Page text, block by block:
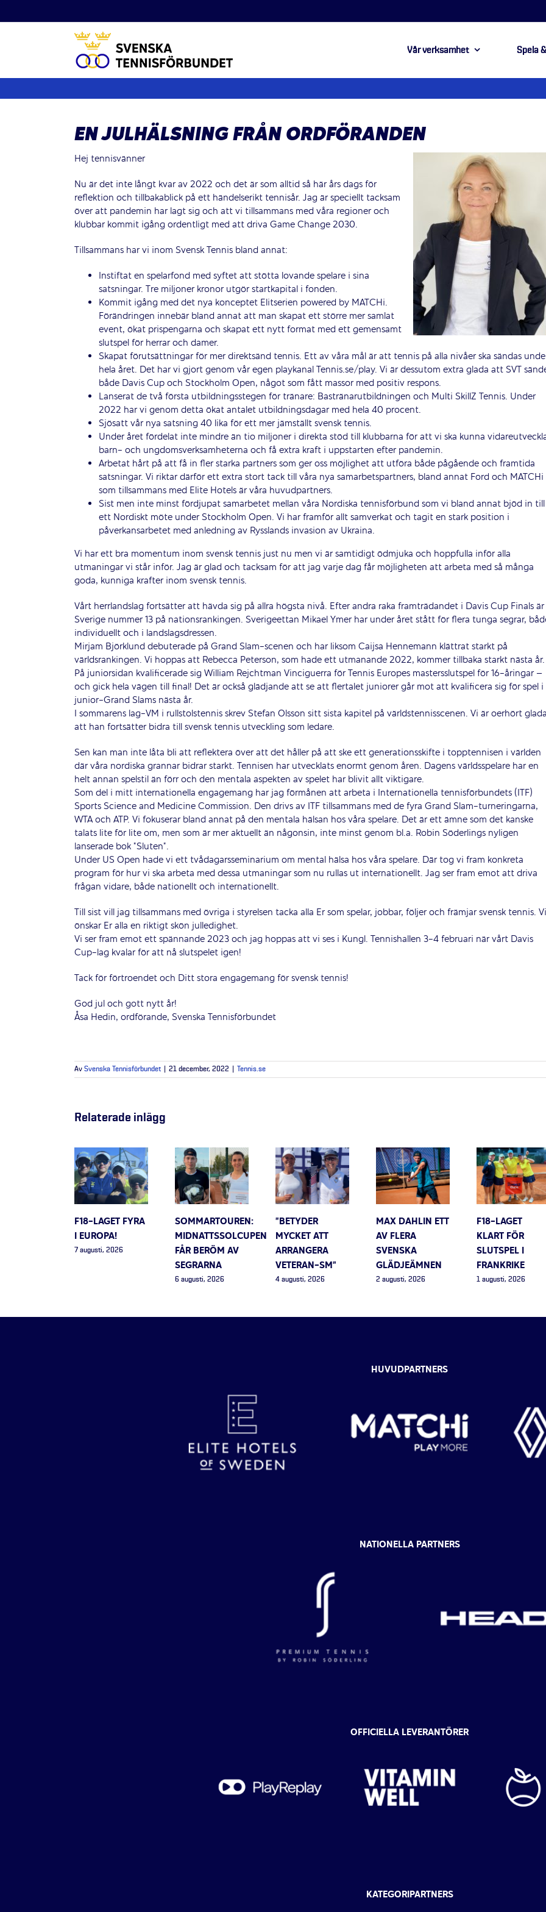
till
Vår verksamhet Spela
EN JULHÄLSNING FRÅN ORDFÖRANDEN
Hej tennisvänner
Nu är det inte långt kvar av 2022 och det är som alltid så här års dags för
reflektion och tillbakablick på ett händelserikt tennisår. Jag är speciellt tacksam
över att pandemin har lagt sig och att vi tillsammans med våra regioner och
klubbar kommit igång ­ordentligt med att driva Game Change 2030.
Tillsammans har vi inom Svensk Tennis bland annat:
Instiftat en spelarfond med syftet att stötta ­lovande spelare i sina
satsningar. Tre miljoner kronor utgör startkapital i fonden.
Kommit igång med det nya konceptet Elit­serien powered by MATCHi.
Förändringen innebär bland annat att man skapat ett större mer samlat
event, ökat prispengarna och skapat ett nytt format med ett gemensamt
slutspel för herrar och damer.
Skapat förutsättningar för mer direktsänd ­tennis. Ett av våra mål är att tennis på alla nivåer ska sändas
hela året. Det har vi gjort genom vår egen playkanal Tennis.se/play. Vi är dess­utom extra glada att SVT
både Davis Cup och Stockholm Open, något som fått massor med positiv respons.
Lanserat de två första utbildningsstegen för tränare: Bastränarutbildningen och Multi SkillZ Tennis. Under
2022 har vi genom detta ökat ­antalet utbildningsdagar med hela 40 procent.
Sjösatt vår nya satsning 40 lika för ett mer jämställt svensk tennis.
Under året fördelat inte mindre än tio miljoner i direkta stöd till klubbarna för att vi ska ­kunna
barn- och ungdomsverksamheterna och få extra kraft i uppstarten efter pandemin.
Arbetat hårt på att få in fler starka partners som ger oss möjlighet att utföra både pågående och framtida
satsningar. Vi riktar därför ett extra stort tack till våra nya samarbetspartners, bland annat Ford och MATCHi
som tillsammans med Elite Hotels är våra huvudpartners.
Sist men inte minst fördjupat samarbetet mellan våra Nordiska tennisförbund som vi bland annat bjöd in till
ett Nordiskt möte under Stockholm Open. Vi har framför allt samverkat och tagit en stark position i
påverkansarbetet med anledning av Rysslands invasion av Ukraina.
Vi har ett bra momentum inom svensk tennis just nu men vi är samtidigt ödmjuka och hoppfulla inför alla
utmaningar vi står inför. Jag är glad och tacksam för att jag varje dag får möjligheten att arbeta med så många
goda, kunniga krafter inom svensk tennis.
Vårt herrlandslag fortsätter att hävda sig på ­allra högsta nivå. Efter andra raka framträdandet i Davis Cup Finals är
Sverige nummer 13 på nations­rankingen. Sverigeettan Mikael Ymer har under året stått för flera tunga segrar,
individuellt och i landslagsdressen.
Mirjam Björklund debuterade på Grand Slam-scenen och har liksom Caijsa Hennemann klättrat starkt på
världsrankingen. Vi hoppas att Rebecca Peterson, som hade ett utmanande 2022, kommer tillbaka starkt nästa år.
På juniorsidan kvalificerade sig William Rejchtman Vinciguerra för Tennis Europes mastersslutspel för 16-åringar –
och gick hela vägen till final! Det är också glädjande att se att flertalet juniorer går mot att kvalificera sig för spel i
junior-Grand Slams nästa år.
I sommarens lag-VM i rullstolstennis skrev Stefan ­Olsson sitt sista kapitel på världstennisscenen. Vi är oerhört
att han fortsätter bidra till svensk ­tennis utveckling som ledare.
Sen kan man inte låta bli att reflektera över att det håller på att ske ett generationsskifte i topp­tennisen i världen
där våra nordiska grannar bidrar starkt. Tennisen har utvecklats enormt genom åren. ­Dagens världsspelare har en
helt annan spelstil än förr och den mentala aspekten av spelet har blivit allt ­viktigare.
Som del i mitt internationella engagemang har jag förmånen att arbeta i Internationella tennisförbundets (ITF)
Sports Science and Medicine Commission. Den drivs av ITF tillsammans med de fyra Grand Slam-turneringarna,
WTA och ATP. Vi fokuserar bland annat på den mentala hälsan hos våra spelare. Det är ett ämne som det kanske
talats lite för lite om, men som är mer aktuellt än någonsin, inte minst genom bl.a. Robin Söderlings nyligen
lanserade bok ”Sluten”.
Under US Open hade vi ett tvådagarsseminarium om mental hälsa hos våra spelare. Där tog vi fram konkreta
program för hur vi ska arbeta med dessa utmaningar som nu rullas ut internationellt. Jag ser fram emot att driva
frågan vidare, både nationellt och internationellt.
Till sist vill jag tillsammans med övriga i styrelsen ­tacka alla Er som spelar, jobbar, följer och främjar svensk tennis. Vi
önskar Er alla en riktigt skön julledighet.
Vi ser fram emot ett spännande 2023 och jag hoppas att vi ses i Kungl. Tennishallen 3-4 februari när vårt Davis
Cup-lag kvalar för att nå slutspelet igen!
Tack för förtroendet och Ditt stora engagemang för svensk tennis!
God jul och gott nytt år!
Åsa Hedin, ordförande, Svenska Tennisförbundet
Av Svenska Tennisförbundet 21 december, 2022 Tennis.se
Relaterade inlägg
F18-LAGET FYRA
I EUROPA!
7 augusti, 2026
SOMMARTOUREN:
MIDNATTSSOLCUPEN
FÅR BERÖM AV
SEGRARNA
6 augusti, 2026
”BETYDER
MYCKET ATT
ARRANGERA
VETERAN-SM”
4 augusti, 2026
MAX DAHLIN ETT
AV FLERA
SVENSKA
GLÄDJEÄMNEN
2 augusti, 2026
F18-LAGET
KLART FÖR
SLUTSPEL I
FRANKRIKE
1 augusti, 2026
HUVUDPARTNERS
NATIONELLA PARTNERS
OFFICIELLA LEVERANTÖRER
KATEGORIPARTNERS